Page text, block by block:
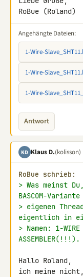
RoBue (Roland)
Angehängte Dateien:
1-Wire-
1-Wire-
1-Wire-
Antwort
KD Klaus D.(kolisson)
RoBue schrieb:
> Was meinst
BASCOM-
> eigenen
eigentlich in
> Namen: 1-WIRE
ASSEMBLER(!!!).
Hallo Roland,
ich meine nicht,